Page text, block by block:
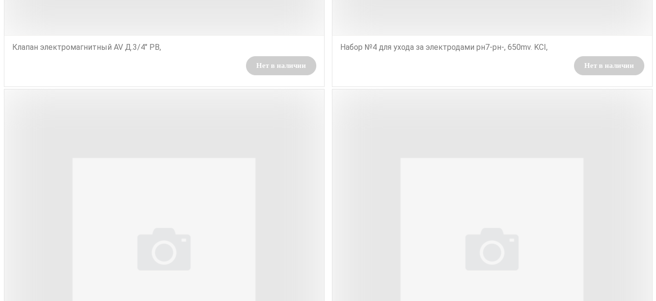
Клапан электромагнитный AV Д.3/4" РВ,
Нет в наличии
Набор №4 для ухода за электродами рн7-рн-, 650mv. KCI,
Нет в наличии